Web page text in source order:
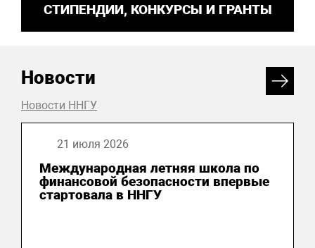
СТИПЕНДИИ, КОНКУРСЫ И ГРАНТЫ
Новости
Новости ННГУ
21 июля 2026
Международная летняя школа по
финансовой безопасности впервые
стартовала в ННГУ